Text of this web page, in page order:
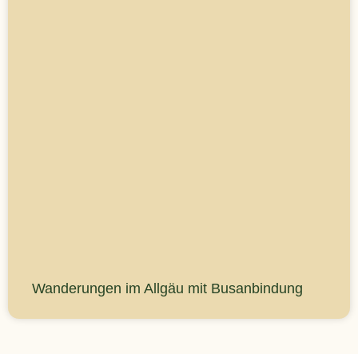
Wanderungen im Allgäu mit Busanbindung